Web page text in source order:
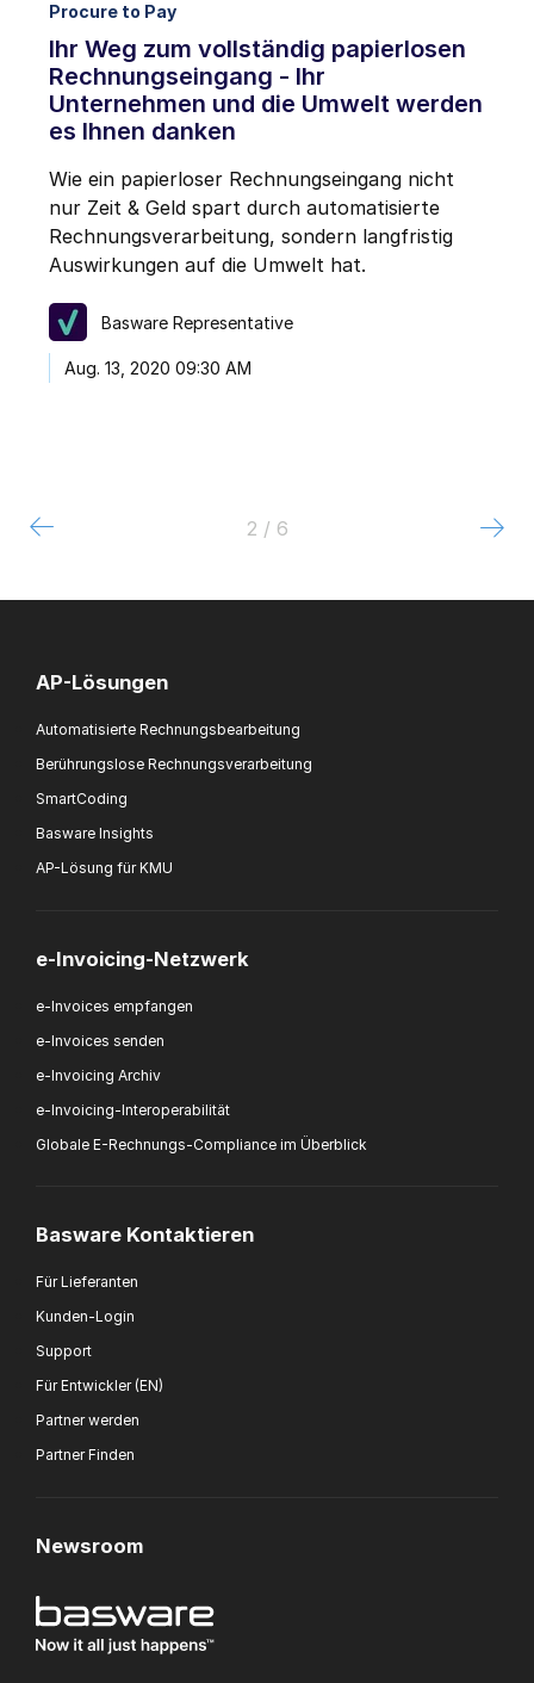
Procure to Pay
Ihr Weg zum vollständig papierlosen
Rechnungseingang - Ihr
Unternehmen und die Umwelt werden
es Ihnen danken
Wie ein papierloser Rechnungseingang nicht
nur Zeit & Geld spart durch automatisierte
Rechnungsverarbeitung, sondern langfristig
Auswirkungen auf die Umwelt hat.
Basware Representative
Aug. 13, 2020 09:30 AM
2 / 6
AP-Lösungen
Automatisierte Rechnungsbearbeitung
Berührungslose Rechnungsverarbeitung
SmartCoding
Basware Insights
AP-Lösung für KMU
e-Invoicing-Netzwerk
e-Invoices empfangen
e-Invoices senden
e-Invoicing Archiv
e-Invoicing-Interoperabilität
Globale E-Rechnungs-Compliance im Überblick
Basware Kontaktieren
Für Lieferanten
Kunden-Login
Support
Für Entwickler (EN)
Partner werden
Partner Finden
Newsroom